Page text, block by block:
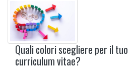
Quali colori scegliere per il tuo
curriculum vitae?